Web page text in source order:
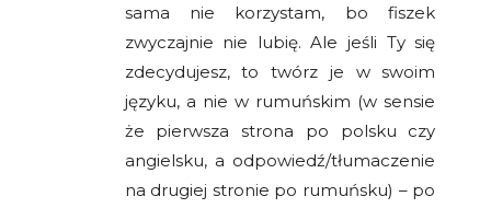
sama nie korzystam, bo fiszek
zwyczajnie nie lubię. Ale jeśli Ty się
zdecydujesz, to twórz je w swoim
języku, a nie w rumuńskim (w sensie
że pierwsza strona po polsku czy
angielsku, a odpowiedź/tłumaczenie
na drugiej stronie po rumuńsku) – po